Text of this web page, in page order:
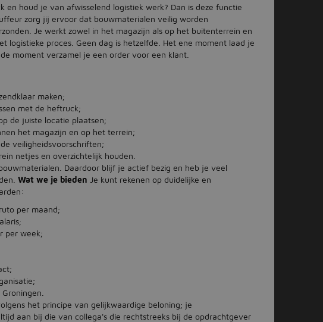
en houd je van afwisselend logistiek werk? Dan is deze functie
zorg jij ervoor dat bouwmaterialen veilig worden
Je werkt zowel in het magazijn als op het buitenterrein en
logistieke proces. Geen dag is hetzelfde. Het ene moment laad je
moment verzamel je een order voor een klant.
maken;
met de heftruck;
de juiste locatie plaatsen;
het magazijn en op het terrein;
veiligheidsvoorschriften;
netjes en overzichtelijk houden.
Daardoor blijf je actief bezig en heb je veel
Wat we je bieden Je kunt rekenen op duidelijke en
per maand;
per week;
het principe van gelijkwaardige beloning; je
aan bij die van collega's die rechtstreeks bij de opdrachtgever